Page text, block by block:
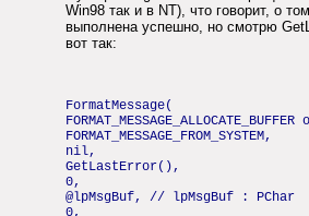
Win98 так и в NT), что говорит, о
выполнена успешно, но смотрю
вот так:
FormatMessage(
FORMAT_MESSAGE_ALLOCATE_BUFFER
FORMAT_MESSAGE_FROM_SYSTEM,
nil,
GetLastError(),
0,
@lpMsgBuf, // lpMsgBuf : PChar
0,